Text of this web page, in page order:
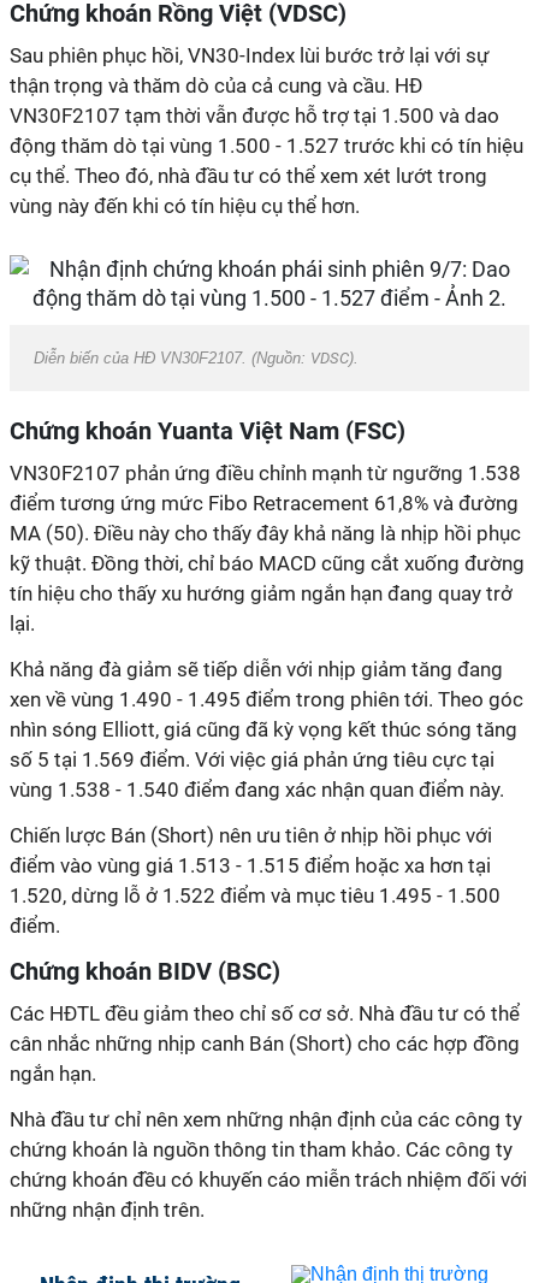
Chứng khoán Rồng Việt (VDSC)
Sau phiên phục hồi, VN30-Index lùi bước trở lại với sự
thận trọng và thăm dò của cả cung và cầu. HĐ
VN30F2107 tạm thời vẫn được hỗ trợ tại 1.500 và dao
động thăm dò tại vùng 1.500 - 1.527 trước khi có tín hiệu
cụ thể. Theo đó, nhà đầu tư có thể xem xét lướt trong
vùng này đến khi có tín hiệu cụ thể hơn.
Diễn biến của HĐ VN30F2107. (Nguồn: VDSC).
Chứng khoán Yuanta Việt Nam (FSC)
VN30F2107 phản ứng điều chỉnh mạnh từ ngưỡng 1.538
điểm tương ứng mức Fibo Retracement 61,8% và đường
MA (50). Điều này cho thấy đây khả năng là nhịp hồi phục
kỹ thuật. Đồng thời, chỉ báo MACD cũng cắt xuống đường
tín hiệu cho thấy xu hướng giảm ngắn hạn đang quay trở
lại.
Khả năng đà giảm sẽ tiếp diễn với nhịp giảm tăng đang
xen về vùng 1.490 - 1.495 điểm trong phiên tới. Theo góc
nhìn sóng Elliott, giá cũng đã kỳ vọng kết thúc sóng tăng
số 5 tại 1.569 điểm. Với việc giá phản ứng tiêu cực tại
vùng 1.538 - 1.540 điểm đang xác nhận quan điểm này.
Chiến lược Bán (Short) nên ưu tiên ở nhịp hồi phục với
điểm vào vùng giá 1.513 - 1.515 điểm hoặc xa hơn tại
1.520, dừng lỗ ở 1.522 điểm và mục tiêu 1.495 - 1.500
điểm.
Chứng khoán BIDV (BSC)
Các HĐTL đều giảm theo chỉ số cơ sở. Nhà đầu tư có thể
cân nhắc những nhịp canh Bán (Short) cho các hợp đồng
ngắn hạn.
Nhà đầu tư chỉ nên xem những nhận định của các công ty
chứng khoán là nguồn thông tin tham khảo. Các công ty
chứng khoán đều có khuyến cáo miễn trách nhiệm đối với
những nhận định trên.